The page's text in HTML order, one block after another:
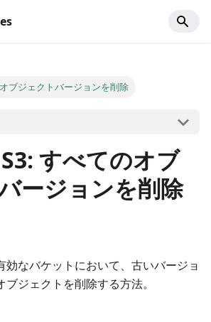
ブジェクトバージョンを削除
すべてのオブ
ージョンを削除
効なバケットにおいて、古いバージョ
ジェクトを削除する方法。